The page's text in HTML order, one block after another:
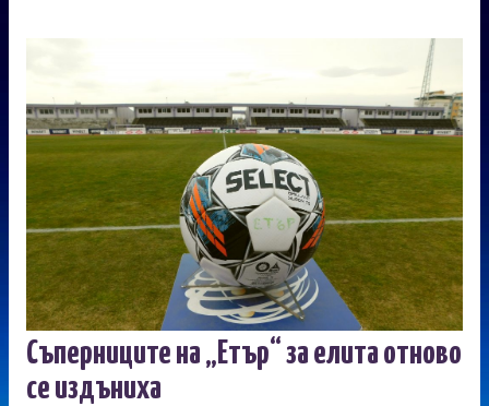
Съперниците на „Етър“ за елита отново
се издъниха